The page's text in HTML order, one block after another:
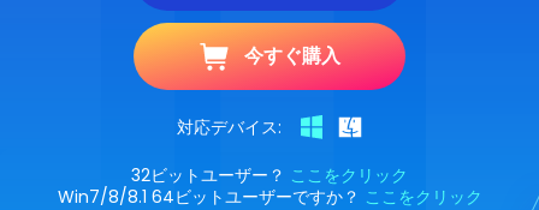
今すぐ購入
対応デバイス:
32ビットユーザー？ ここをクリック
Win7/8/8.1 64ビットユーザーですか？ ここをクリック